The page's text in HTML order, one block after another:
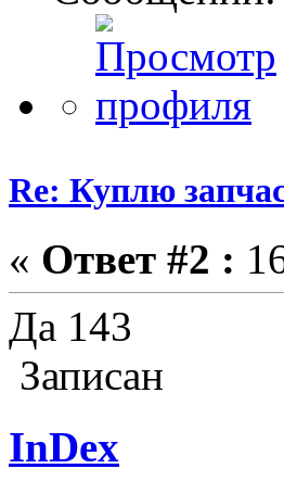
Re: Куплю
« Ответ #2 :
Да 143
Записан
InDex